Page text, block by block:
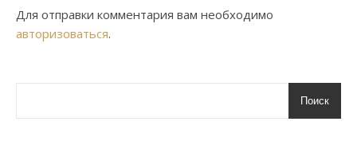
Для отправки комментария вам необходимо
авторизоваться.
Поиск